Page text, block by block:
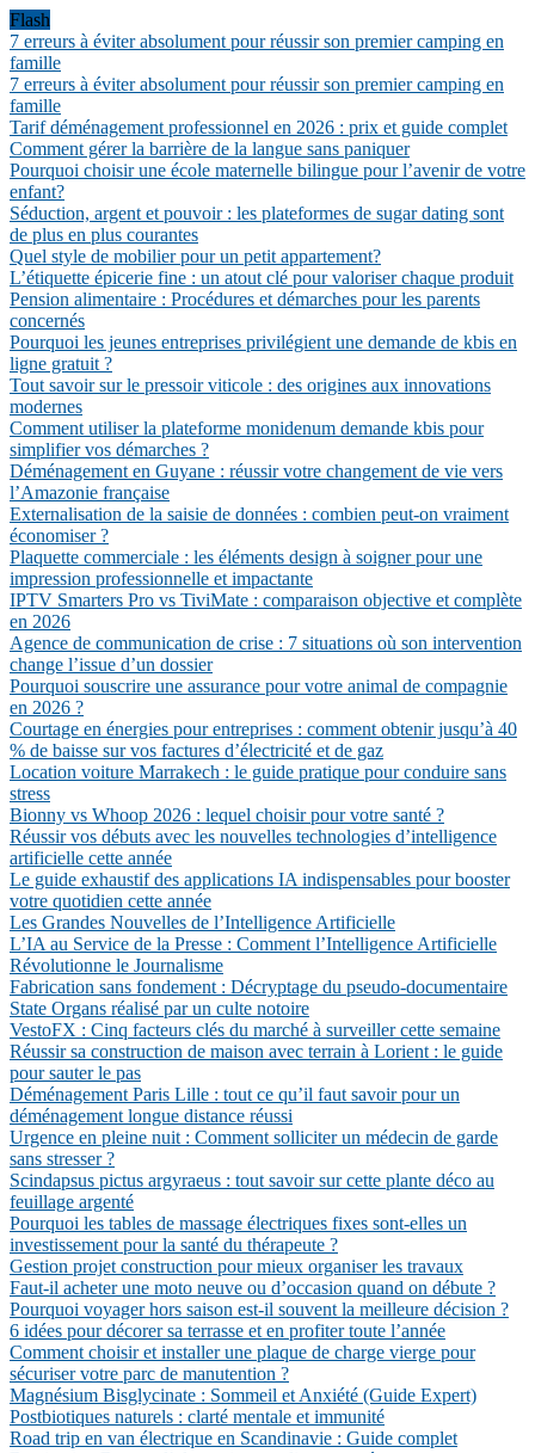
Flash
7 erreurs à éviter absolument pour réussir son premier camping en
famille
7 erreurs à éviter absolument pour réussir son premier camping en
famille
Tarif déménagement professionnel en 2026 : prix et guide complet
Comment gérer la barrière de la langue sans paniquer
Pourquoi choisir une école maternelle bilingue pour l’avenir de votre
enfant?
Séduction, argent et pouvoir : les plateformes de sugar dating sont
de plus en plus courantes
Quel style de mobilier pour un petit appartement?
L’étiquette épicerie fine : un atout clé pour valoriser chaque produit
Pension alimentaire : Procédures et démarches pour les parents
concernés
Pourquoi les jeunes entreprises privilégient une demande de kbis en
ligne gratuit ?
Tout savoir sur le pressoir viticole : des origines aux innovations
modernes
Comment utiliser la plateforme monidenum demande kbis pour
simplifier vos démarches ?
Déménagement en Guyane : réussir votre changement de vie vers
l’Amazonie française
Externalisation de la saisie de données : combien peut-on vraiment
économiser ?
Plaquette commerciale : les éléments design à soigner pour une
impression professionnelle et impactante
IPTV Smarters Pro vs TiviMate : comparaison objective et complète
en 2026
Agence de communication de crise : 7 situations où son intervention
change l’issue d’un dossier
Pourquoi souscrire une assurance pour votre animal de compagnie
en 2026 ?
Courtage en énergies pour entreprises : comment obtenir jusqu’à 40
% de baisse sur vos factures d’électricité et de gaz
Location voiture Marrakech : le guide pratique pour conduire sans
stress
Bionny vs Whoop 2026 : lequel choisir pour votre santé ?
Réussir vos débuts avec les nouvelles technologies d’intelligence
artificielle cette année
Le guide exhaustif des applications IA indispensables pour booster
votre quotidien cette année
Les Grandes Nouvelles de l’Intelligence Artificielle
L’IA au Service de la Presse : Comment l’Intelligence Artificielle
Révolutionne le Journalisme
Fabrication sans fondement : Décryptage du pseudo-documentaire
State Organs réalisé par un culte notoire
VestoFX : Cinq facteurs clés du marché à surveiller cette semaine
Réussir sa construction de maison avec terrain à Lorient : le guide
pour sauter le pas
Déménagement Paris Lille : tout ce qu’il faut savoir pour un
déménagement longue distance réussi
Urgence en pleine nuit : Comment solliciter un médecin de garde
sans stresser ?
Scindapsus pictus argyraeus : tout savoir sur cette plante déco au
feuillage argenté
Pourquoi les tables de massage électriques fixes sont-elles un
investissement pour la santé du thérapeute ?
Gestion projet construction pour mieux organiser les travaux
Faut-il acheter une moto neuve ou d’occasion quand on débute ?
Pourquoi voyager hors saison est-il souvent la meilleure décision ?
6 idées pour décorer sa terrasse et en profiter toute l’année
Comment choisir et installer une plaque de charge vierge pour
sécuriser votre parc de manutention ?
Magnésium Bisglycinate : Sommeil et Anxiété (Guide Expert)
Postbiotiques naturels : clarté mentale et immunité
Road trip en van électrique en Scandinavie : Guide complet